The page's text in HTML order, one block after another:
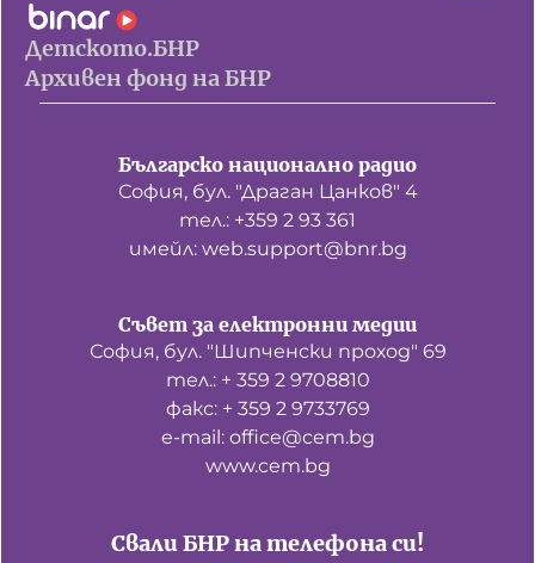
Детското.БНР
Архивен фонд на БНР
Българско национално радио
София, бул. "Драган Цанков" 4
тел.: +359 2 93 361
имейл: web.support@bnr.bg
Свали БНР на телефона си!
Съвет за електронни медии
София, бул. "Шипченски проход" 69
тел.: + 359 2 9708810
факс: + 359 2 9733769
е-mail: office@cem.bg
www.cem.bg